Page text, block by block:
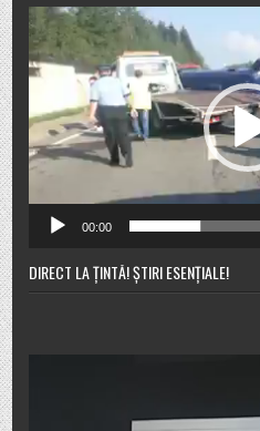
Player
video
00:00
DIRECT LA ȚINTĂ! ȘTIRI ESENȚIALE!